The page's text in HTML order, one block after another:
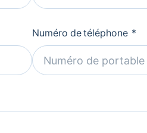
Numéro de téléphone